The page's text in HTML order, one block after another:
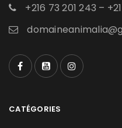
+216 73 201 243 –
CATÉGORIES